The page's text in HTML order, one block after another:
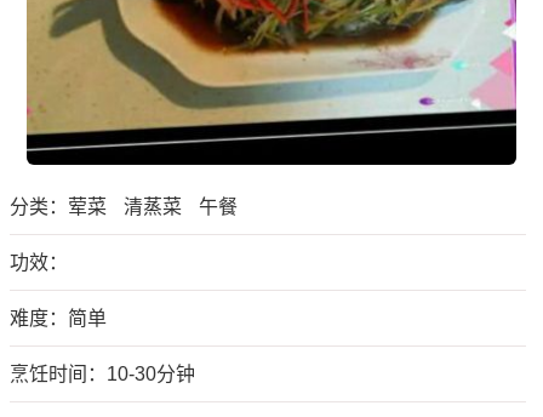
分类： 荤菜 清蒸菜 午餐
功效：
难度：简单
烹饪时间：10-30分钟